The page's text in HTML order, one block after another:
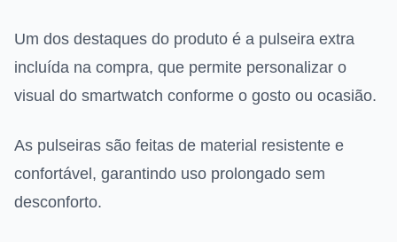
Um dos destaques do produto é a pulseira extra
incluída na compra, que permite personalizar o
visual do smartwatch conforme o gosto ou ocasião.
As pulseiras são feitas de material resistente e
confortável, garantindo uso prolongado sem
desconforto.